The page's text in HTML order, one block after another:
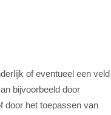
of eventueel een veld
bijvoorbeeld door
door het toepassen van